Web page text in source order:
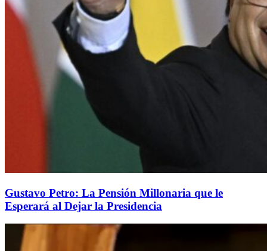
Gustavo Petro: La Pensión Millonaria que le
Esperará al Dejar la Presidencia